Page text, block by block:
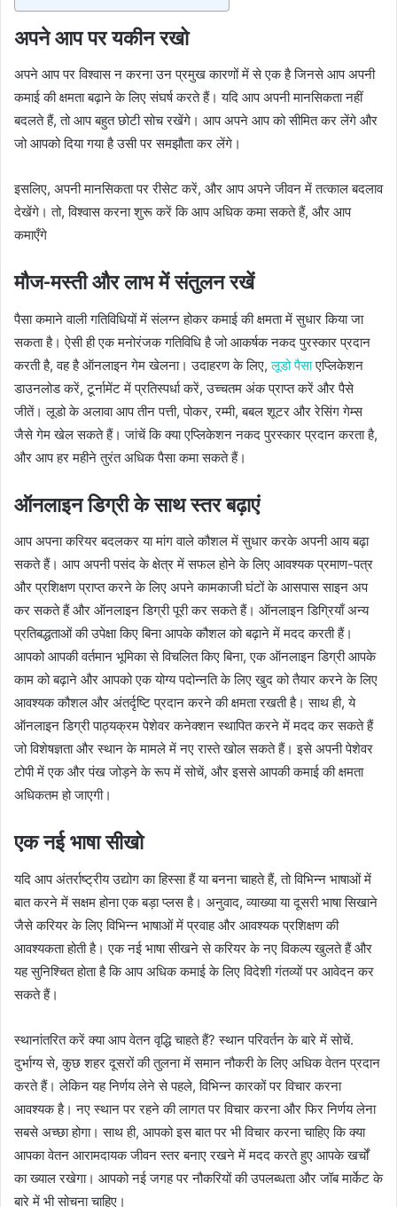
अपने आप पर यकीन रखो
अपने आप पर विश्वास न करना उन प्रमुख कारणों में से एक है जिनसे आप अपनी
कमाई की क्षमता बढ़ाने के लिए संघर्ष करते हैं। यदि आप अपनी मानसिकता नहीं
बदलते हैं, तो आप बहुत छोटी सोच रखेंगे। आप अपने आप को सीमित कर लेंगे और
जो आपको दिया गया है उसी पर समझौता कर लेंगे।
इसलिए, अपनी मानसिकता पर रीसेट करें, और आप अपने जीवन में तत्काल बदलाव
देखेंगे। तो, विश्वास करना शुरू करें कि आप अधिक कमा सकते हैं, और आप
कमाएँगे
मौज-मस्ती और लाभ में संतुलन रखें
पैसा कमाने वाली गतिविधियों में संलग्न होकर कमाई की क्षमता में सुधार किया जा
सकता है। ऐसी ही एक मनोरंजक गतिविधि है जो आकर्षक नकद पुरस्कार प्रदान
करती है, वह है ऑनलाइन गेम खेलना। उदाहरण के लिए,लूडो पैसाएप्लिकेशन
डाउनलोड करें, टूर्नामेंट में प्रतिस्पर्धा करें, उच्चतम अंक प्राप्त करें और पैसे
जीतें। लूडो के अलावा आप तीन पत्ती, पोकर, रम्मी, बबल शूटर और रेसिंग गेम्स
जैसे गेम खेल सकते हैं। जांचें कि क्या एप्लिकेशन नकद पुरस्कार प्रदान करता है,
और आप हर महीने तुरंत अधिक पैसा कमा सकते हैं।
ऑनलाइन डिग्री के साथ स्तर बढ़ाएं
आप अपना करियर बदलकर या मांग वाले कौशल में सुधार करके अपनी आय बढ़ा
सकते हैं। आप अपनी पसंद के क्षेत्र में सफल होने के लिए आवश्यक प्रमाण-पत्र
और प्रशिक्षण प्राप्त करने के लिए अपने कामकाजी घंटों के आसपास साइन अप
कर सकते हैं और ऑनलाइन डिग्री पूरी कर सकते हैं। ऑनलाइन डिग्रियाँ अन्य
प्रतिबद्धताओं की उपेक्षा किए बिना आपके कौशल को बढ़ाने में मदद करती हैं।
आपको आपकी वर्तमान भूमिका से विचलित किए बिना, एक ऑनलाइन डिग्री आपके
काम को बढ़ाने और आपको एक योग्य पदोन्नति के लिए खुद को तैयार करने के लिए
आवश्यक कौशल और अंतर्दृष्टि प्रदान करने की क्षमता रखती है। साथ ही, ये
ऑनलाइन डिग्री पाठ्यक्रम पेशेवर कनेक्शन स्थापित करने में मदद कर सकते हैं
जो विशेषज्ञता और स्थान के मामले में नए रास्ते खोल सकते हैं। इसे अपनी पेशेवर
टोपी में एक और पंख जोड़ने के रूप में सोचें, और इससे आपकी कमाई की क्षमता
अधिकतम हो जाएगी।
एक नई भाषा सीखो
यदि आप अंतर्राष्ट्रीय उद्योग का हिस्सा हैं या बनना चाहते हैं, तो विभिन्न भाषाओं में
बात करने में सक्षम होना एक बड़ा प्लस है। अनुवाद, व्याख्या या दूसरी भाषा सिखाने
जैसे करियर के लिए विभिन्न भाषाओं में प्रवाह और आवश्यक प्रशिक्षण की
आवश्यकता होती है। एक नई भाषा सीखने से करियर के नए विकल्प खुलते हैं और
यह सुनिश्चित होता है कि आप अधिक कमाई के लिए विदेशी गंतव्यों पर आवेदन कर
सकते हैं।
स्थानांतरित करें क्या आप वेतन वृद्धि चाहते हैं? स्थान परिवर्तन के बारे में सोचें.
दुर्भाग्य से, कुछ शहर दूसरों की तुलना में समान नौकरी के लिए अधिक वेतन प्रदान
करते हैं। लेकिन यह निर्णय लेने से पहले, विभिन्न कारकों पर विचार करना
आवश्यक है। नए स्थान पर रहने की लागत पर विचार करना और फिर निर्णय लेना
सबसे अच्छा होगा। साथ ही, आपको इस बात पर भी विचार करना चाहिए कि क्या
आपका वेतन आरामदायक जीवन स्तर बनाए रखने में मदद करते हुए आपके खर्चों
का ख्याल रखेगा। आपको नई जगह पर नौकरियों की उपलब्धता और जॉब मार्केट के
बारे में भी सोचना चाहिए।